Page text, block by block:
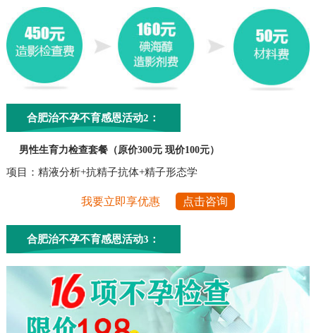
合肥治不孕不育感恩活动2：
男性生育力检查套餐（原价300元 现价100元）
项目：精液分析+抗精子抗体+精子形态学
我要立即享优惠 点击咨询
合肥治不孕不育感恩活动3：